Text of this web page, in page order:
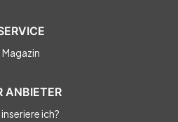
Magazin
ANBIETER
ich?